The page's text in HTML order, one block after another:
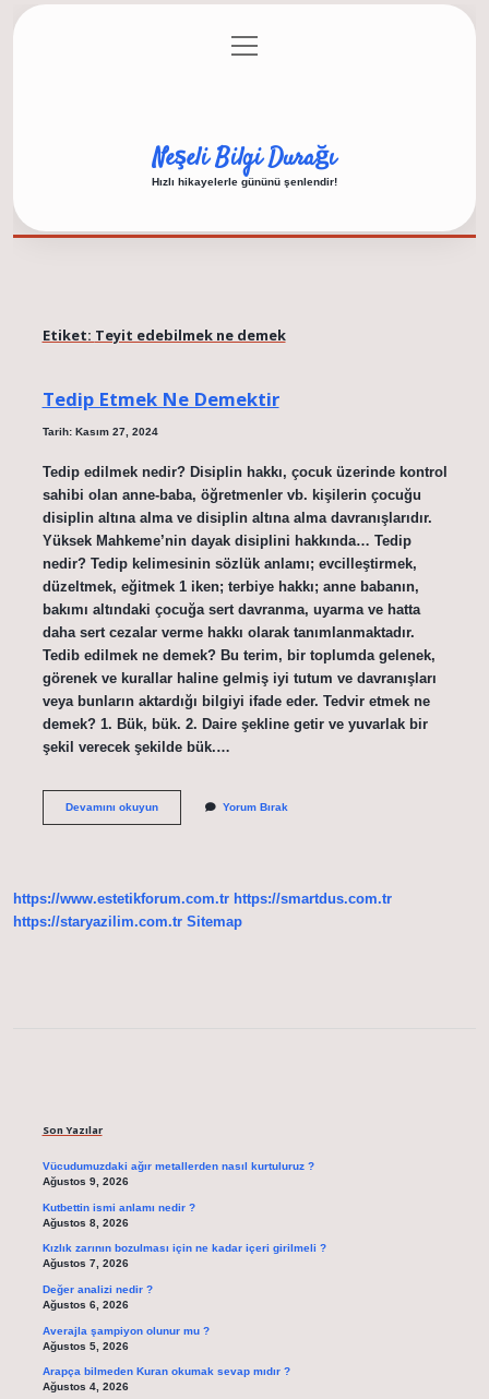
Gizlilik Politikası
menüyü
aç
Neşeli Bilgi Durağı
Hızlı hikayelerle gününü şenlendir!
Etiket: Teyit edebilmek ne demek
Tedip Etmek Ne Demektir
Tarih: Kasım 27, 2024
Tedip edilmek nedir? Disiplin hakkı, çocuk üzerinde kontrol
sahibi olan anne-baba, öğretmenler vb. kişilerin çocuğu
disiplin altına alma ve disiplin altına alma davranışlarıdır.
Yüksek Mahkeme’nin dayak disiplini hakkında… Tedip
nedir? Tedip kelimesinin sözlük anlamı; evcilleştirmek,
düzeltmek, eğitmek 1 iken; terbiye hakkı; anne babanın,
bakımı altındaki çocuğa sert davranma, uyarma ve hatta
daha sert cezalar verme hakkı olarak tanımlanmaktadır.
Tedib edilmek ne demek? Bu terim, bir toplumda gelenek,
görenek ve kurallar haline gelmiş iyi tutum ve davranışları
veya bunların aktardığı bilgiyi ifade eder. Tedvir etmek ne
demek? 1. Bük, bük. 2. Daire şekline getir ve yuvarlak bir
şekil verecek şekilde bük.…
Devamını okuyunTedip
Yorum Bırak
https://www.estetikforum.com.tr https://smartdus.com.tr
https://staryazilim.com.tr Sitemap
Son Yazılar
Vücudumuzdaki ağır metallerden nasıl kurtuluruz ?
Ağustos 9, 2026
Kutbettin ismi anlamı nedir ?
Ağustos 8, 2026
Kızlık zarının bozulması için ne kadar içeri girilmeli ?
Ağustos 7, 2026
Değer analizi nedir ?
Ağustos 6, 2026
Averajla şampiyon olunur mu ?
Ağustos 5, 2026
Arapça bilmeden Kuran okumak sevap mıdır ?
Ağustos 4, 2026